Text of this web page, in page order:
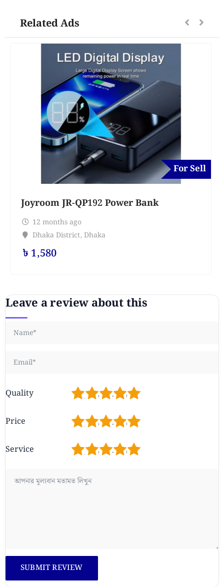
Related Ads
For Sell
Joyroom JR-QP192 Power Bank
12 months ago
Dhaka District, Dhaka
৳ 1,580
Leave a review about this
Quality 5
4
3
2
Price 5
4
3
2
Service 5
4
3
2